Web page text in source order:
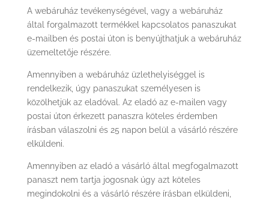
A webáruház tevékenységével, vagy a webáruház
által forgalmazott termékkel kapcsolatos panaszukat
e-mailben és postai úton is benyújthatjuk a webáruház
üzemeltetője részére.
Amennyiben a webáruház üzlethelyiséggel is
rendelkezik, úgy panaszukat személyesen is
közölhetjük az eladóval. Az eladó az e-mailen vagy
postai úton érkezett panaszra köteles érdemben
írásban válaszolni és 25 napon belül a vásárló részére
elküldeni.
Amennyiben az eladó a vásárló által megfogalmazott
panaszt nem tartja jogosnak úgy azt köteles
megindokolni és a vásárló részére írásban elküldeni,